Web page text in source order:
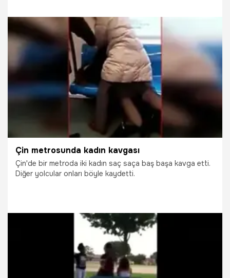
Yaşam
Çin metrosunda kadın kavgası
Çin'de bir metroda iki kadın saç saça baş başa kavga etti.
Diğer yolcular onları böyle kaydetti.
Dünya